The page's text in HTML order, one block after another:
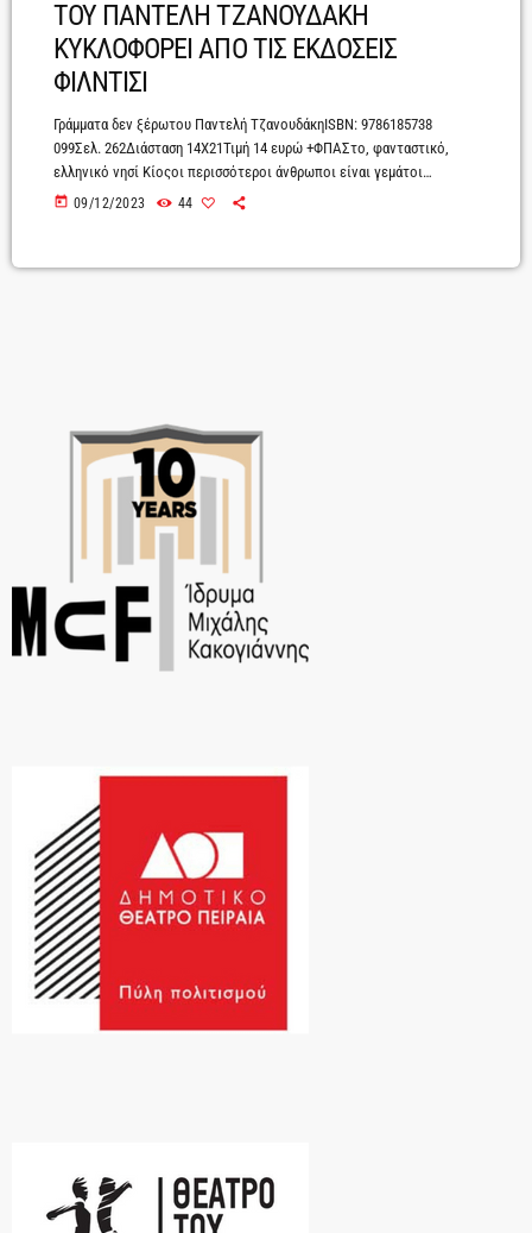
ΤΟΥ ΠΑΝΤΕΛΗ ΤΖΑΝΟΥΔΑΚΗ
ΚΥΚΛΟΦΟΡΕΙ ΑΠΟ ΤΙΣ ΕΚΔΟΣΕΙΣ
ΦΙΛΝΤΙΣΙ
Γράμματα δεν ξέρωτου Παντελή ΤζανουδάκηISBN: 9786185738
099Σελ. 262Διάσταση 14Χ21Τιμή 14 ευρώ +ΦΠΑΣτο, φανταστικό,
ελληνικό νησί Κίοςοι περισσότεροι άνθρωποι είναι γεμάτοι
καλοσύνη, γιατί ξέρουν πως το καλό που κάνεις πάντα φέρνει καλό
δεξιά κι αριστερά στο δρόμο που βαδίζεις και με την πρώτη
today 09/12/2023 44